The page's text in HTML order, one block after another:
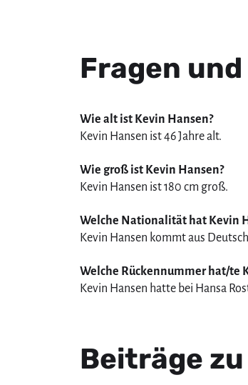
Fragen
Wie alt ist Kevin Hansen?
Kevin Hansen ist 46 Jahre alt.
Wie groß ist Kevin Hansen?
Kevin Hansen ist 180 cm groß.
Welche Nationalität hat Kevin
Kevin Hansen kommt aus
Welche Rückennummer hat/te
Kevin Hansen hatte bei Hansa
Beiträge